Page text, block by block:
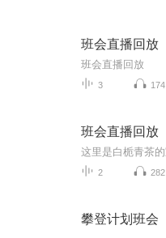
班会直播回放
班会直播回放
3 174
班会直播回放
2 282
攀登计划班会